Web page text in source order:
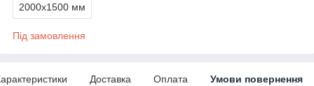
2000х1500 мм
Під замовлення
Доставка Оплата Умови повернення